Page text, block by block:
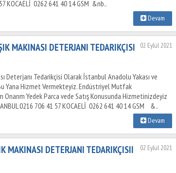
KOCAELİ 0262 641 40 14 GSM &nb..
Devam
02 Eylül 2021
MAKINASI DETERJANI TEDARIKÇISI
Deterjanı Tedarikçisi Olarak İstanbul Anadolu Yakası ve
Yana Hizmet Vermekteyiz. Endüstriyel Mutfak
Onarım Yedek Parca vede Satış Konusunda Hizmetinizdeyiz
0216 706 41 57 KOCAELİ 0262 641 40 14 GSM &..
Devam
02 Eylül 2021
MAKINASI DETERJANI TEDARIKÇISII